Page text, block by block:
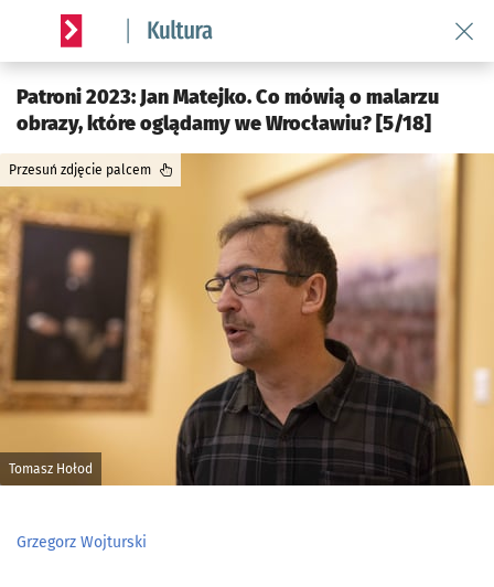
Serwis informacyjny wroclaw.pl podserwis: Kultura
Patroni 2023: Jan Matejko. Co mówią o malarzu
obrazy, które oglądamy we Wrocławiu? [5/18]
Tomasz Hołod
Przesuń zdjęcie palcem
Grzegorz Wojturski